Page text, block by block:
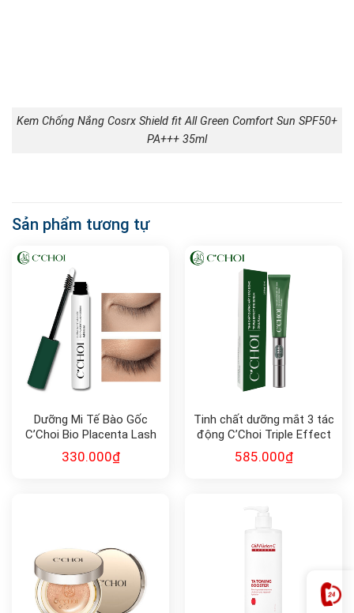
Kem Chống Nắng Cosrx Shield fit All Green Comfort Sun SPF50+
PA+++ 35ml
Sản phẩm tương tự
Dưỡng Mi Tế Bào Gốc
C’Choi Bio Placenta Lash
Serum
330.000₫
Tinh chất dưỡng mắt 3 tác
động C’Choi Triple Effect
Eye Serum
585.000₫